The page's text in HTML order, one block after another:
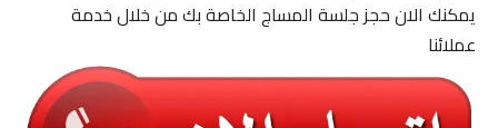
يمكنك الان حجز جلسة المساج الخاصة بك من خلال خدمة
عملائنا